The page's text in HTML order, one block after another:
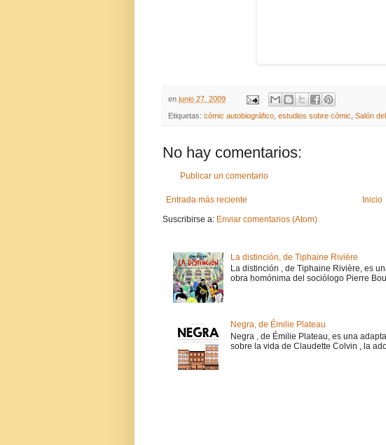
en junio 27, 2009
Etiquetas: cómic autobiográfico estudios sobre cómic Salón
No hay comentarios:
Publicar un comentario
Entrada más reciente
Inicio
Suscribirse a: Enviar comentarios (Atom)
La distinción, de Tiphaine Rivière
La distinción , de Tiphaine Rivière, es
obra homónima del sociólogo Pierre
Negra, de Émilie Plateau
Negra , de Émilie Plateau, es una
sobre la vida de Claudette Colvin , la